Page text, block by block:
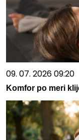
09. 07. 2026 09:20
Komfor po meri